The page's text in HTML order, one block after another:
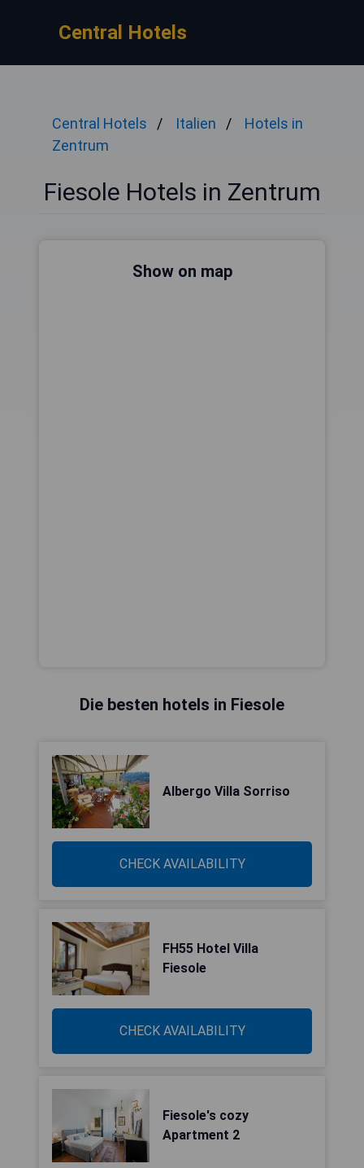
Central Hotels
Central Hotels Italien
Hotels in
Zentrum
Fiesole Hotels in Zentrum
Show on map
Die besten hotels in Fiesole
Albergo Villa Sorriso
CHECK AVAILABILITY
FH55 Hotel Villa
Fiesole
CHECK AVAILABILITY
Fiesole's cozy
Apartment 2